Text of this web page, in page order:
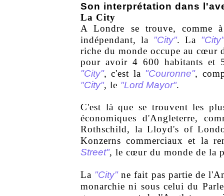
Son interprétation dans
La City
A Londre se trouve, comme
indépendant, la "City". La
riche du monde occupe au cœur
pour avoir 4 600 habitants et
"City", c'est la "Couronne",
"City", le "Lord Mayor".
C'est là que se trouvent les
économiques d'Angleterre,
Rothschild, la Lloyd's of
Konzerns commerciaux et la
Street", le cœur du monde de la
La "City"ne fait pas partie de
monarchie ni sous celui du